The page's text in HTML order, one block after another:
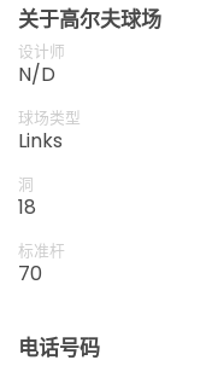
关于高尔夫球场
设计师
N/D
球场类型
Links
洞
18
标准杆
70
电话号码